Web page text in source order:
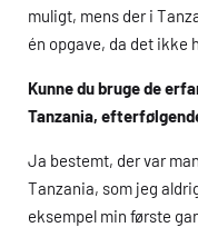
muligt, mens der i
én opgave, da det ikke
Kunne du bruge de
Tanzania,
Ja bestemt, der var
Tanzania, som jeg
eksempel min første